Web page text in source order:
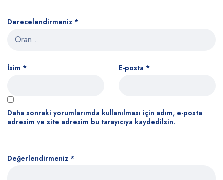
Derecelendirmeniz *
Değerlendirmeniz *
İsim * E-posta *
Daha sonraki yorumlarımda kullanılması için adım, e-posta
adresim ve site adresim bu tarayıcıya kaydedilsin.